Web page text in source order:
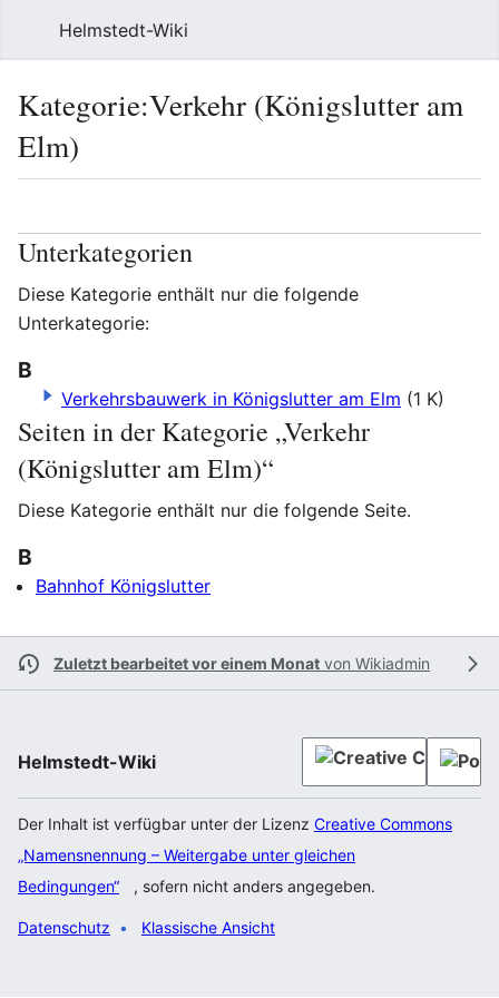
Helmstedt-Wiki
Kategorie:Verkehr (Königslutter am
Elm)
Unterkategorien
Diese Kategorie enthält nur die folgende
Unterkategorie:
B
Verkehrsbauwerk in Königslutter am Elm (1 K)
Seiten in der Kategorie „Verkehr
(Königslutter am Elm)“
Diese Kategorie enthält nur die folgende Seite.
B
Bahnhof Königslutter
Zuletzt bearbeitet vor einem Monat von Wikiadmin
Helmstedt-Wiki
Der Inhalt ist verfügbar unter der Lizenz Creative Commons
„Namensnennung – Weitergabe unter gleichen
Bedingungen“
, sofern nicht anders angegeben.
Datenschutz Klassische Ansicht